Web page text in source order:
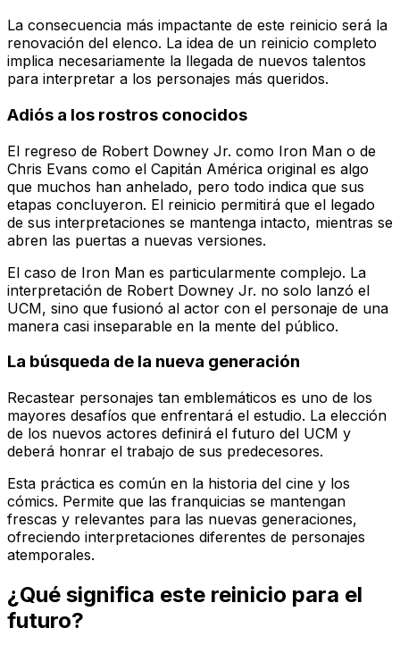
La consecuencia más impactante de este reinicio será la
renovación del elenco. La idea de un reinicio completo
implica necesariamente la llegada de nuevos talentos
para interpretar a los personajes más queridos.
Adiós a los rostros conocidos
El regreso de Robert Downey Jr. como Iron Man o de
Chris Evans como el Capitán América original es algo
que muchos han anhelado, pero todo indica que sus
etapas concluyeron. El reinicio permitirá que el legado
de sus interpretaciones se mantenga intacto, mientras se
abren las puertas a nuevas versiones.
El caso de Iron Man es particularmente complejo. La
interpretación de Robert Downey Jr. no solo lanzó el
UCM, sino que fusionó al actor con el personaje de una
manera casi inseparable en la mente del público.
La búsqueda de la nueva generación
Recastear personajes tan emblemáticos es uno de los
mayores desafíos que enfrentará el estudio. La elección
de los nuevos actores definirá el futuro del UCM y
deberá honrar el trabajo de sus predecesores.
Esta práctica es común en la historia del cine y los
cómics. Permite que las franquicias se mantengan
frescas y relevantes para las nuevas generaciones,
ofreciendo interpretaciones diferentes de personajes
atemporales.
¿Qué significa este reinicio para el
futuro?